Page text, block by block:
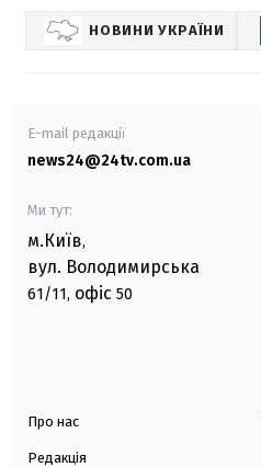
НОВИНИ УКРАЇНИ
E-mail редакції
news24@24tv.com.ua
Ми тут:
м.Київ,
вул. Володимирська
61/11, офіс 50
Про нас
Редакція